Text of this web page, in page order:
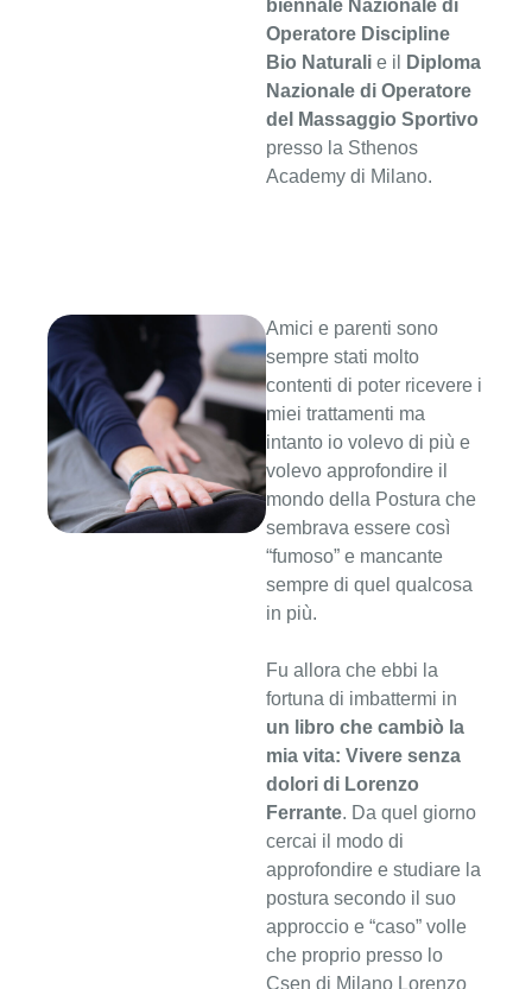
biennale Nazionale di
Operatore Discipline
Bio Naturali e il
Diploma
Nazionale di Operatore
del Massaggio Sportivo
presso la Sthenos
Academy di Milano.
Amici e parenti sono
sempre stati molto
contenti di poter ricevere i
miei trattamenti ma
intanto io volevo di più e
volevo approfondire il
mondo della Postura che
sembrava essere così
“fumoso” e mancante
sempre di quel qualcosa
in più.
Fu allora che ebbi la
fortuna di imbattermi in
un libro che cambiò la
mia vita: Vivere senza
dolori di Lorenzo
Ferrante. Da quel giorno
cercai il modo di
approfondire e studiare la
postura secondo il suo
approccio e “caso” volle
che proprio presso lo
Csen di Milano Lorenzo